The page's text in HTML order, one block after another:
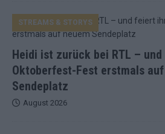
Heidi ist zurück bei RTL –
Oktoberfest-Fest erstmals auf
Sendeplatz
STREAMS & STORYS
August 2026